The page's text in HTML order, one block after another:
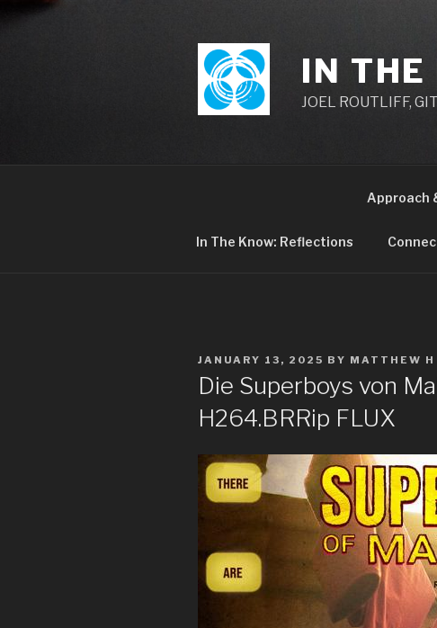
Skip
IN THE
JOEL ROUTLIFF,
Approach
In The Know: Reflections
POSTED
ON
JANUARY 13, 2025 BY MATTHEW H
Die Superboys von
H264.BRRip FLUX